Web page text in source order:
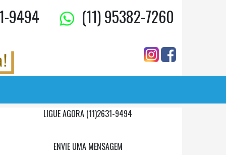
9494 (11) 95382-7260
LIGUE AGORA (11)2631-9494
ENVIE UMA MENSAGEM